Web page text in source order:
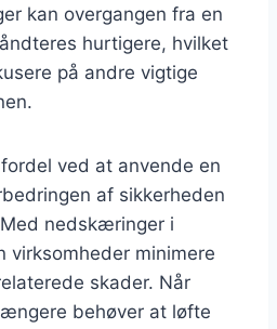
kan overgangen fra en
hurtigere, hvilket
på andre vigtige
ved at anvende en
af sikkerheden
nedskæringer i
virksomheder minimere
skader. Når
behøver at løfte